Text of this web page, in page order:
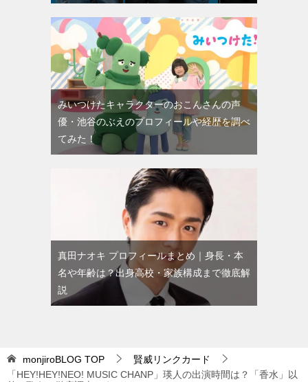
みいつけたキャラクターのおこんさんの声
優・池谷のぶえのプロフィールや経歴を調べ
てみた！
真田ナオキ プロフィールまとめ｜身長・本
名や年齢は？出身高校・家族構成まで徹底解
説
monjiroBLOG TOP
賢威リンクカード
「HEY!HEY!NEO! MUSIC CHANP」瑛人の出演時間は？「香水」以